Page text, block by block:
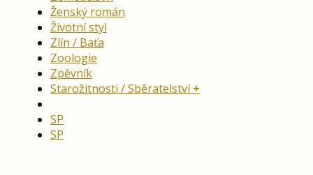
Ženský román
Životní styl
Zlín / Baťa
Zoologie
Zpěvník
Starožitnosti / Sběratelství
SP
SP